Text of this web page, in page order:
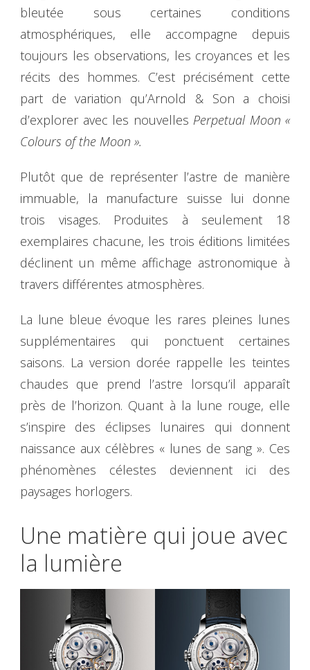
bleutée sous certaines conditions
atmosphériques, elle accompagne depuis
toujours les observations, les croyances et les
récits des hommes. C’est précisément cette
part de variation qu’Arnold & Son a choisi
d’explorer avec les nouvelles Perpetual Moon «
Colours of the Moon ».
Plutôt que de représenter l’astre de manière
immuable, la manufacture suisse lui donne
trois visages. Produites à seulement 18
exemplaires chacune, les trois éditions limitées
déclinent un même affichage astronomique à
travers différentes atmosphères.
La lune bleue évoque les rares pleines lunes
supplémentaires qui ponctuent certaines
saisons. La version dorée rappelle les teintes
chaudes que prend l’astre lorsqu’il apparaît
près de l’horizon. Quant à la lune rouge, elle
s’inspire des éclipses lunaires qui donnent
naissance aux célèbres « lunes de sang ». Ces
phénomènes célestes deviennent ici des
paysages horlogers.
Une matière qui joue avec
la lumière